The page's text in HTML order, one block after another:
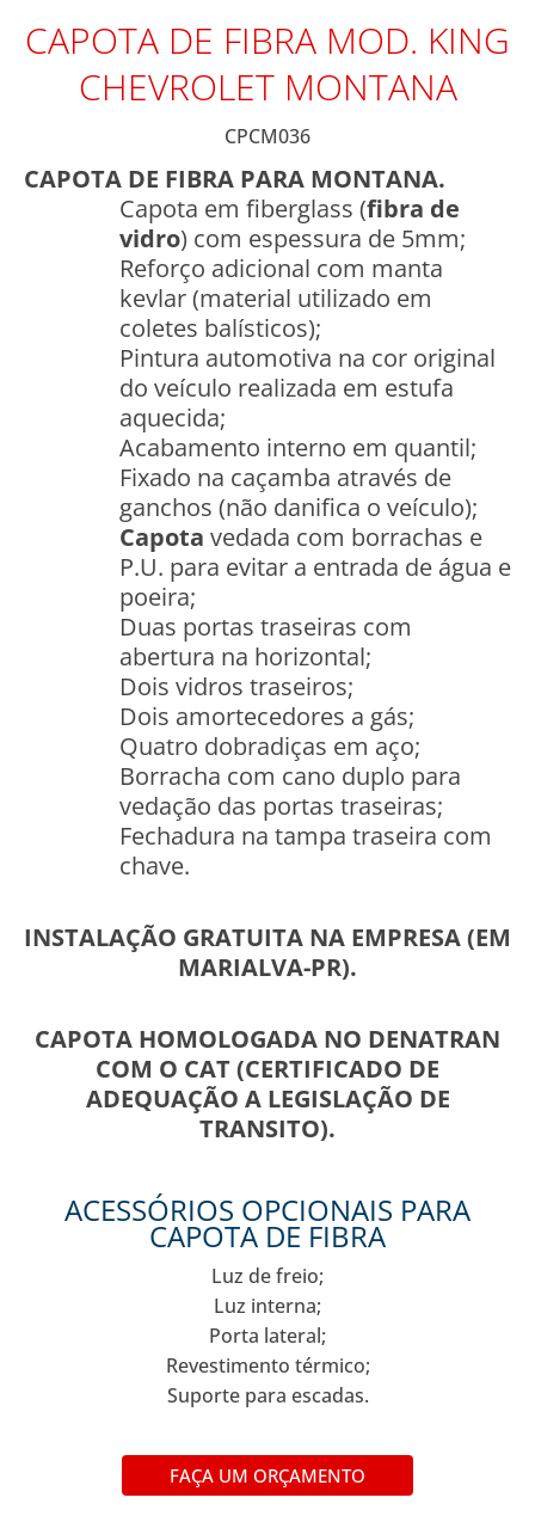
CAPOTA DE FIBRA MOD. KING
CHEVROLET MONTANA
CPCM036
CAPOTA DE FIBRA PARA MONTANA.
Capota em fiberglass (fibra de
vidro) com espessura de 5mm;
Reforço adicional com manta
kevlar (material utilizado em
coletes balísticos);
Pintura automotiva na cor original
do veículo realizada em estufa
aquecida;
Acabamento interno em quantil;
Fixado na caçamba através de
ganchos (não danifica o veículo);
Capota vedada com borrachas e
P.U. para evitar a entrada de água e
poeira;
Duas portas traseiras com
abertura na horizontal;
Dois vidros traseiros;
Dois amortecedores a gás;
Quatro dobradiças em aço;
Borracha com cano duplo para
vedação das portas traseiras;
Fechadura na tampa traseira com
chave.
INSTALAÇÃO GRATUITA NA EMPRESA (EM
MARIALVA-PR).
CAPOTA HOMOLOGADA NO DENATRAN
COM O CAT (CERTIFICADO DE
ADEQUAÇÃO A LEGISLAÇÃO DE
TRANSITO).
ACESSÓRIOS OPCIONAIS PARA
CAPOTA DE FIBRA
Luz de freio;
Luz interna;
Porta lateral;
Revestimento térmico;
Suporte para escadas.
FAÇA UM ORÇAMENTO